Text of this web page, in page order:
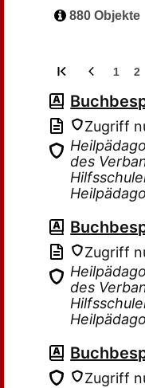
880 Objekte
1 2
Zugriff
des
Zugriff
des
Zugriff